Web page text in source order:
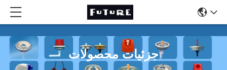
جزئیات محصولات